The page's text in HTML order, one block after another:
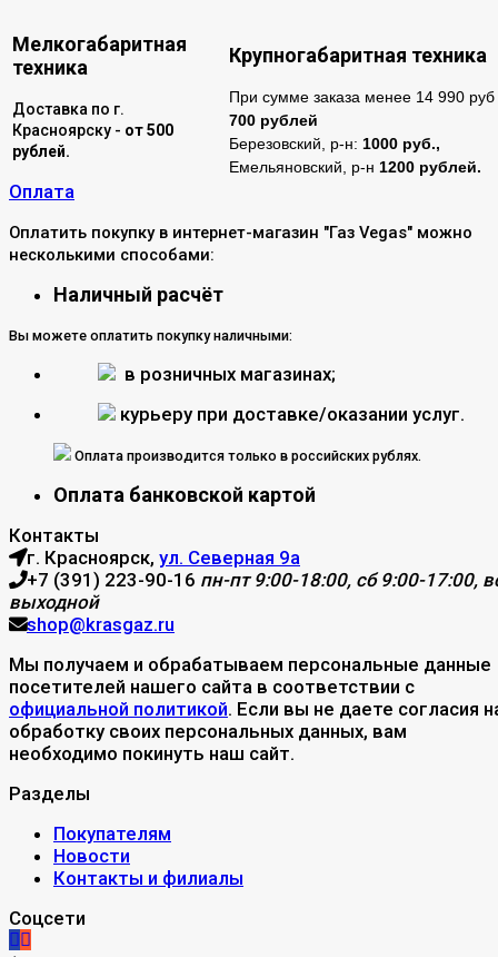
Мелкогабаритная
техника
Крупногабаритная техника
Доставка по г.
Красноярску - от 500
рублей.
При сумме заказа менее 14 990 руб
700 рублей
Березовский, р-н: 1000 руб.,
Емельяновский, р-н 1200 рублей.
Оплата
Оплатить покупку в интернет-магазин "Газ Vegas" можно
несколькими способами:
Наличный расчёт
Вы можете оплатить покупку наличными:
в розничных магазинах;
курьеру при доставке/оказании услуг.
Оплата производится только в российских рублях.
Оплата банковской картой
Контакты
г. Красноярск, ул. Северная 9а
+7 (391) 223-90-16 пн-пт 9:00-18:00, сб 9:00-17:00,
выходной
shop@krasgaz.ru
Мы получаем и обрабатываем персональные данные
посетителей нашего сайта в соответствии с
официальной политикой. Если вы не даете согласия
обработку своих персональных данных, вам
необходимо покинуть наш сайт.
Разделы
Покупателям
Новости
Контакты и филиалы
Соцсети